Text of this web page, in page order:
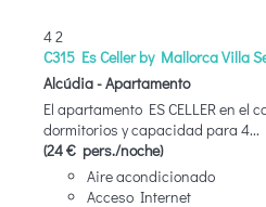
42
C315 Es Celler by Mallorca Villa
Alcúdia -Apartamento
El apartamento ES CELLER en el
dormitorios y capacidad para 4...
(24 € pers./noche)
Aire acondicionado
Acceso Internet